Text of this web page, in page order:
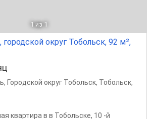
1 из 1
округ Тобольск, 92 м²,
, Городской округ Тобольск, Тобольск,
квартира в в Тобольске, 10 -й